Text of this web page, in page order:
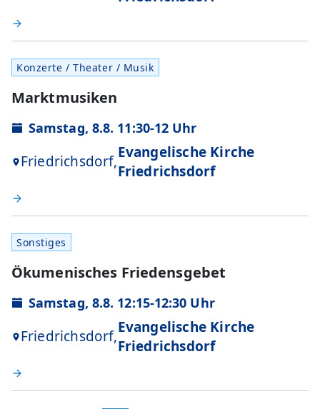
Konzerte / Theater / Musik
Marktmusiken
Samstag, 8.8. 11:30-12 Uhr
Friedrichsdorf,
Evangelische Kirche
Friedrichsdorf
Sonstiges
Ökumenisches Friedensgebet
Samstag, 8.8. 12:15-12:30 Uhr
Friedrichsdorf,
Evangelische Kirche
Friedrichsdorf